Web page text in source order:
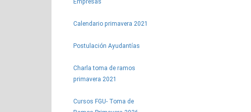
Empresas
Calendario primavera 2021
Postulación Ayudantías
Charla toma de ramos
primavera 2021
Cursos FGU- Toma de